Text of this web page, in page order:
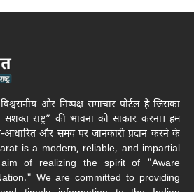
और निष्पक्ष समाचार पोर्टल है जिसका
राष्ट्र” की भावना को साकार करना। हम
आधारित और समय पर जानकारी प्रदान करने के
is a modern, reliable, and impartial
of realizing the spirit of "Aware
We are committed to providing